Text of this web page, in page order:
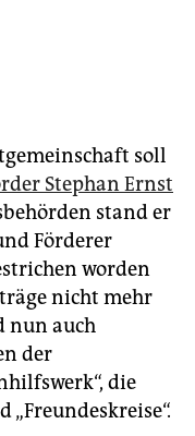
soll
Stephan Ernst
stand er
Förderer
worden
nicht mehr
nun auch
der
die
„Freundeskreise“.